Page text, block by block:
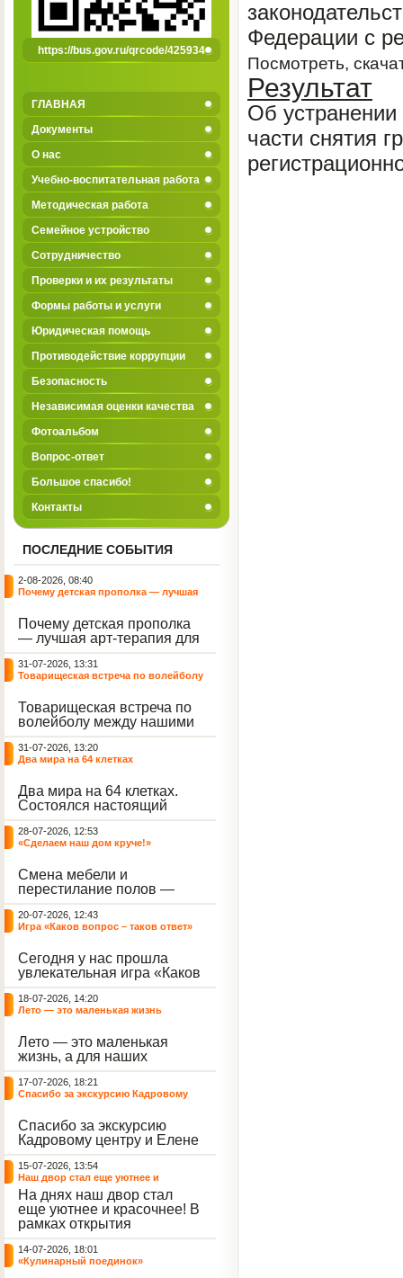
https://bus.gov.ru/qrcode/425934
ГЛАВНАЯ
Документы
О нас
Учебно-воспитательная работа
Методическая работа
Семейное устройство
Сотрудничество
Проверки и их результаты
Формы работы и услуги
Юридическая помощь
Противодействие коррупции
Безопасность
Независимая оценки качества
Фотоальбом
Вопрос-ответ
Большое спасибо!
Контакты
ПОСЛЕДНИЕ СОБЫТИЯ
2-08-2026, 08:40
Почему детская прополка — лучшая
Почему детская прополка
— лучшая арт-терапия для
воспитателя?
31-07-2026, 13:31
Товарищеская встреча по волейболу
Товарищеская встреча по
волейболу между нашими
воспитанниками и
сельскими ребятами.
31-07-2026, 13:20
Два мира на 64 клетках
Два мира на 64 клетках.
Состоялся настоящий
интеллектуальный
праздник — турнир по
шахматам и шашкам.
небывалый ажиотаж среди
воспитанников, превратив
тихие залы центра в арену
напряжённых поединков,
громких аплодисментов и
жарких обсуждений.
28-07-2026, 12:53
«Сделаем наш дом круче!»
Смена мебели и
перестилание полов —
дело рук профессионалов.
А вот создание настоящего
домашнего уюта — задача
этой неделе ребята взяли
инициативу в свои руки и
устроили масштабную
генеральную уборку
жилого корпуса.
20-07-2026, 12:43
Игра «Каков вопрос – таков ответ»
Сегодня у нас прошла
увлекательная игра «Каков
вопрос – таков ответ»,
которая собрала самых
любознательных
игры выступил наш
воспитанник - Константин
Н., который по праву носит
звание самого читающего
и эрудированного
участника наших
мероприятий.
18-07-2026, 14:20
Лето — это маленькая жизнь
Лето — это маленькая
жизнь, а для наших
воспитанниц оно
наполнено открытиями. В
один из теплых дней мы
пластилин, книги и конечно
же телефоны, чтобы
отправиться на небольшую
цветочную охоту в
ближайший луг.
17-07-2026, 18:21
Спасибо за экскурсию Кадровому
Спасибо за экскурсию
Кадровому центру и Елене
Романовне за тёплую
встречу.
15-07-2026, 13:54
Наш двор стал еще уютнее и
красочнее!
На днях наш двор стал
еще уютнее и красочнее! В
рамках открытия
Социальной гостиной
нашего Центра, перед
воспитанниками была
14-07-2026, 18:01
«Кулинарный поединок»
Федерации с
Посмотреть,
Результат
Об устранении
части снятия